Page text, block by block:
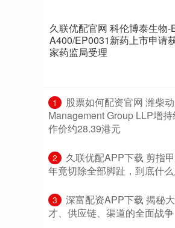
久联优配官网 科伦博泰生物-
A400/EP0031新药上市申请
家药监局受理
1
股票如何配资官网 潍柴
Management Group LLP增
作价约28.39港元
2
久联优配APP下载 剪指
年竟切除全部脚趾，到底什么
3
深富配资APP下载 揭秘
才、供应链、渠道的全面战争